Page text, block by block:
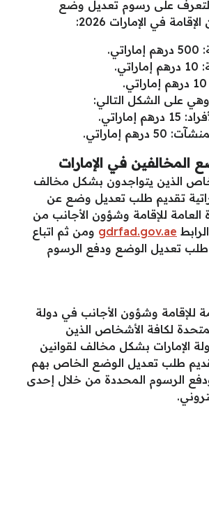
على رسوم تعديل وضع
في الإمارات 2026:
على الشكل التالي:
إماراتي.
درهم إماراتي.
المخالفين في الإمارات
الذين يتواجدون بشكل مخالف
تقديم طلب تعديل وضع عن
العامة للإقامة وشؤون الأجانب من
gdrfad.gov.ae ومن ثم اتباع
طلب تعديل الوضع ودفع الرسوم
للإقامة وشؤون الأجانب في دولة
لكافة الأشخاص الذين
الإمارات بشكل مخالف لقوانين
تقديم طلب تعديل الوضع الخاص بهم
الرسوم المحددة من خلال إحدى